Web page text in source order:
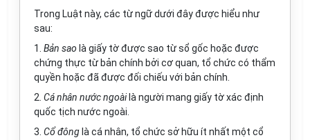
Trong Luật này, các từ ngữ dưới đây được hiểu như
sau:
1. Bản sao là giấy tờ được sao từ sổ gốc hoặc được
chứng thực từ bản chính bởi cơ quan, tổ chức có thẩm
quyền hoặc đã được đối chiếu với bản chính.
2. Cá nhân nước ngoàilà người mang giấy tờ xác định
quốc tịch nước ngoài.
3. Cổ đông là cá nhân, tổ chức sở hữu ít nhất một cổ